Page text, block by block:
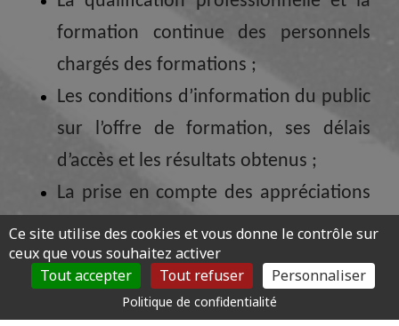
Ce site utilise des cookies et vous donne le contrôle sur
ceux que vous souhaitez activer
Tout accepter
Tout refuser Personnaliser
Politique de confidentialité
formation continue des personnels
chargés des formations ;
Les conditions d’information du public
sur l’offre de formation, ses délais
d’accès et les résultats obtenus ;
La prise en compte des appréciations
rendues par les stagiaires.